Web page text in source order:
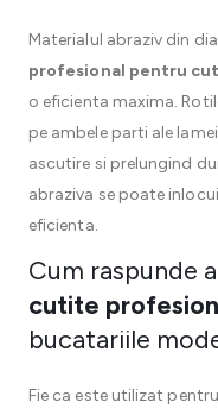
Materialul abraziv din
profesional pentru
o eficienta maxima.
pe ambele parti ale
ascutire si prelungind
abraziva se poate
eficienta.
Cum raspunde
cutite
bucatariile
Fie ca este utilizat